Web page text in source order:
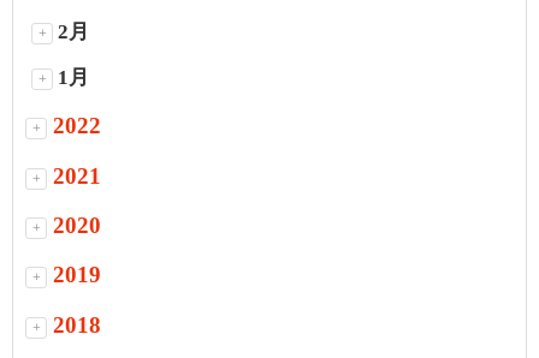
+ 2月
+ 1月
+ 2022
+ 2021
+ 2020
+ 2019
+ 2018